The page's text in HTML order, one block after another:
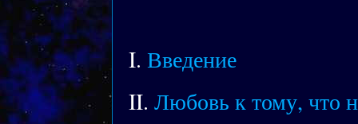
I. Введение
II. Любовь к тому, что